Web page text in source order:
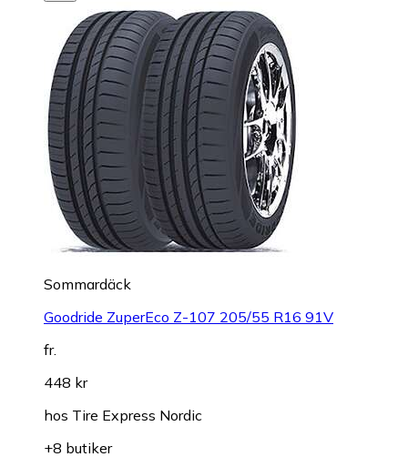
Sommardäck
Goodride ZuperEco Z-107 205/55 R16 91V
fr.
448 kr
hos Tire Express Nordic
+8 butiker